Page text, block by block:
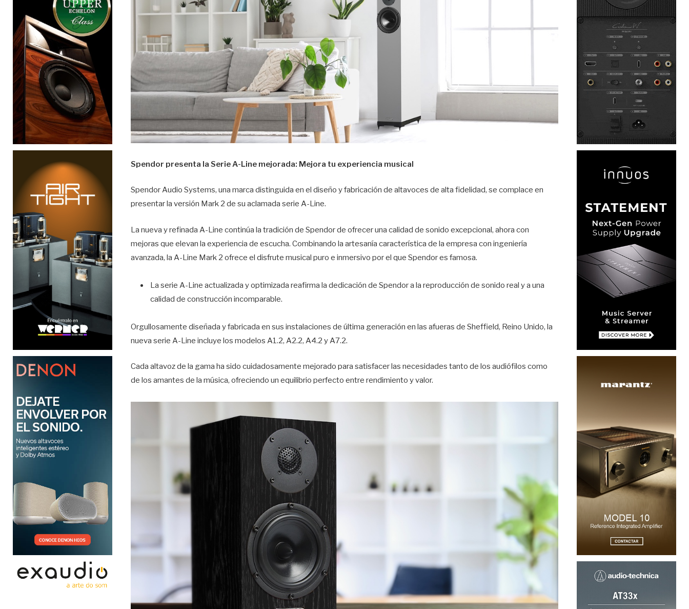
Spendor presenta la Serie A-Line mejorada: Mejora tu experiencia musical
Spendor Audio Systems, una marca distinguida en el diseño y fabricación de altavoces de alta fidelidad, se complace en
presentar la versión Mark 2 de su aclamada serie A-Line.
La nueva y refinada A-Line continúa la tradición de Spendor de ofrecer una calidad de sonido excepcional, ahora con
mejoras que elevan la experiencia de escucha. Combinando la artesanía característica de la empresa con ingeniería
avanzada, la A-Line Mark 2 ofrece el disfrute musical puro e inmersivo por el que Spendor es famosa.
La serie A-Line actualizada y optimizada reafirma la dedicación de Spendor a la reproducción de sonido real y a una
calidad de construcción incomparable.
Orgullosamente diseñada y fabricada en sus instalaciones de última generación en las afueras de Sheffield, Reino Unido, la
nueva serie A-Line incluye los modelos A1.2, A2.2, A4.2 y A7.2.
Cada altavoz de la gama ha sido cuidadosamente mejorado para satisfacer las necesidades tanto de los audiófilos como
de los amantes de la música, ofreciendo un equilibrio perfecto entre rendimiento y valor.